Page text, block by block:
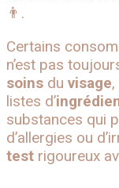
👨.
Certains
n’est pas
soins du visage
listes d’
substances qui
d’allergies ou
test rigoureux